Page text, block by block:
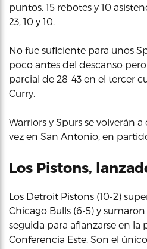
puntos, 15 rebotes y 10
23, 10 y 10.
No fue suficiente para unos
poco antes del descanso
parcial de 28-43 en el tercer
Curry.
Warriors y Spurs se volverán
vez en San Antonio, en
Los Pistons,
Los Detroit Pistons (10-2)
Chicago Bulls (6-5) y
seguida para afianzarse en la
Conferencia Este. Son el